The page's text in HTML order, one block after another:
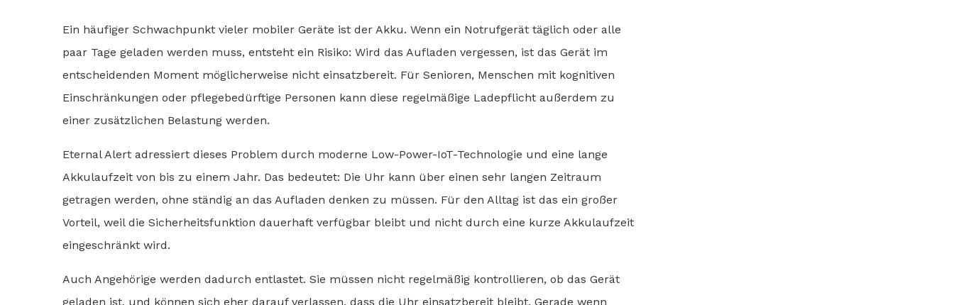
Ein häufiger Schwachpunkt vieler mobiler Geräte ist der Akku. Wenn ein Notrufgerät täglich oder alle
paar Tage geladen werden muss, entsteht ein Risiko: Wird das Aufladen vergessen, ist das Gerät im
entscheidenden Moment möglicherweise nicht einsatzbereit. Für Senioren, Menschen mit kognitiven
Einschränkungen oder pflegebedürftige Personen kann diese regelmäßige Ladepflicht außerdem zu
einer zusätzlichen Belastung werden.
Eternal Alert adressiert dieses Problem durch moderne Low-Power-IoT-Technologie und eine lange
Akkulaufzeit von bis zu einem Jahr. Das bedeutet: Die Uhr kann über einen sehr langen Zeitraum
getragen werden, ohne ständig an das Aufladen denken zu müssen. Für den Alltag ist das ein großer
Vorteil, weil die Sicherheitsfunktion dauerhaft verfügbar bleibt und nicht durch eine kurze Akkulaufzeit
eingeschränkt wird.
Auch Angehörige werden dadurch entlastet. Sie müssen nicht regelmäßig kontrollieren, ob das Gerät
geladen ist, und können sich eher darauf verlassen, dass die Uhr einsatzbereit bleibt. Gerade wenn